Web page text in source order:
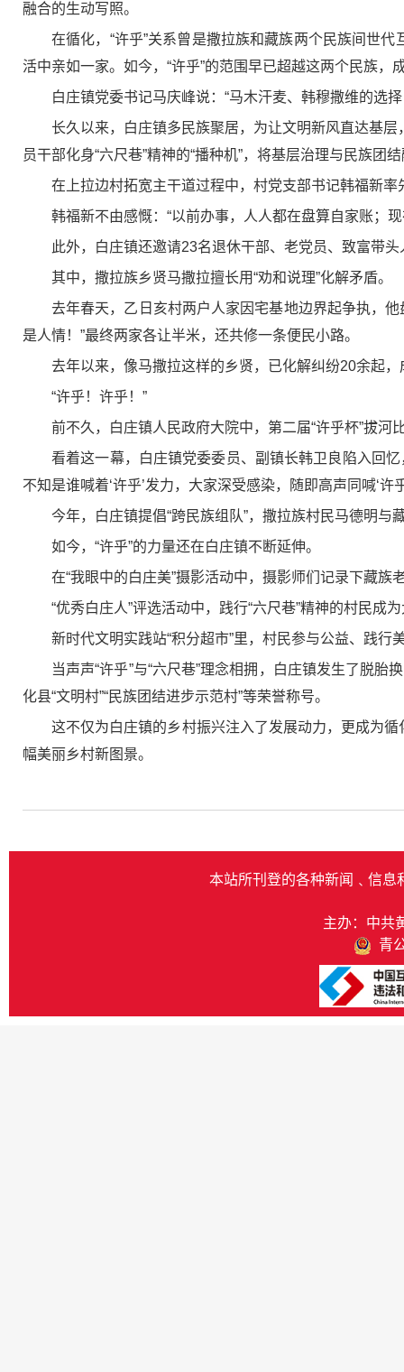
融合的生动写照。
在循化，“许乎”关系曾是撒拉族和藏族两个民族间世
活中亲如一家。如今，“许乎”的范围早已超越这两个民族
白庄镇党委书记马庆峰说：“马木汗麦、韩穆撒维的选
长久以来，白庄镇多民族聚居，为让文明新风直达基
员干部化身“六尺巷”精神的“播种机”，将基层治理与民族团
在上拉边村拓宽主干道过程中，村党支部书记韩福新率
韩福新不由感慨：“以前办事，人人都在盘算自家账；
此外，白庄镇还邀请23名退休干部、老党员、致富带
其中，撒拉族乡贤马撒拉擅长用“劝和说理”化解矛盾。
去年春天，乙日亥村两户人家因宅基地边界起争执，他
是人情！”最终两家各让半米，还共修一条便民小路。
去年以来，像马撒拉这样的乡贤，已化解纠纷20余起，
“许乎！许乎！”
前不久，白庄镇人民政府大院中，第二届“许乎杯”拔
看着这一幕，白庄镇党委委员、副镇长韩卫良陷入回
不知是谁喊着‘许乎’发力，大家深受感染，随即高声同喊‘许
今年，白庄镇提倡“跨民族组队”，撒拉族村民马德明与
如今，“许乎”的力量还在白庄镇不断延伸。
在“我眼中的白庄美”摄影活动中，摄影师们记录下藏
“优秀白庄人”评选活动中，践行“六尺巷”精神的村民成
新时代文明实践站“积分超市”里，村民参与公益、践
当声声“许乎”与“六尺巷”理念相拥，白庄镇发生了脱
化县“文明村”“民族团结进步示范村”等荣誉称号。
这不仅为白庄镇的乡村振兴注入了发展动力，更成为
幅美丽乡村新图景。
本站所刊登的各种新闻﹑信息
主办：中共
青